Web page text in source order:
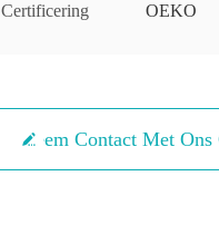
Certificering OEKO
Neem Contact Met Ons